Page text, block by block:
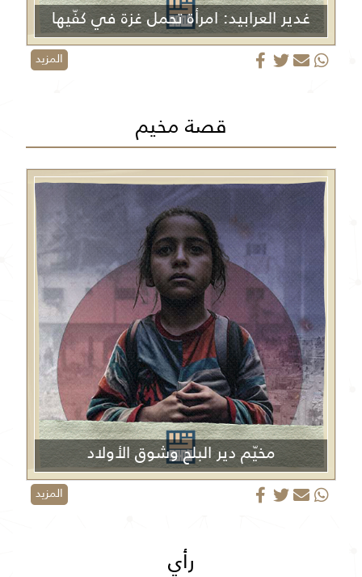
غدير العرابيد: امرأة تحمل غزة في كفّيها
المزيد
قصة مخيم
مخيّم دير البلح وشوق الأولاد
المزيد
رأي